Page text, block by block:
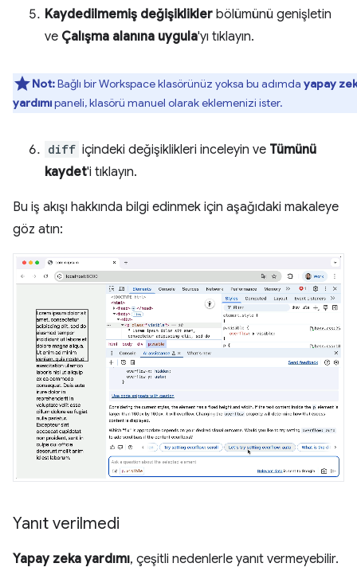
Kaydedilmemiş değişiklikler bölümünü genişletin
ve Çalışma alanına uygula'yı tıklayın.
Not:Bağlı bir Workspace klasörünüz yoksa bu adımda yapay
yardımıpaneli, klasörü manuel olarak eklemenizi ister.
diff içindeki değişiklikleri inceleyin ve Tümünü
kaydet'i tıklayın.
Bu iş akışı hakkında bilgi edinmek için aşağıdaki makaleye
göz atın:
Yanıt verilmedi
Yapay zeka yardımı, çeşitli nedenlerle yanıt vermeyebilir.